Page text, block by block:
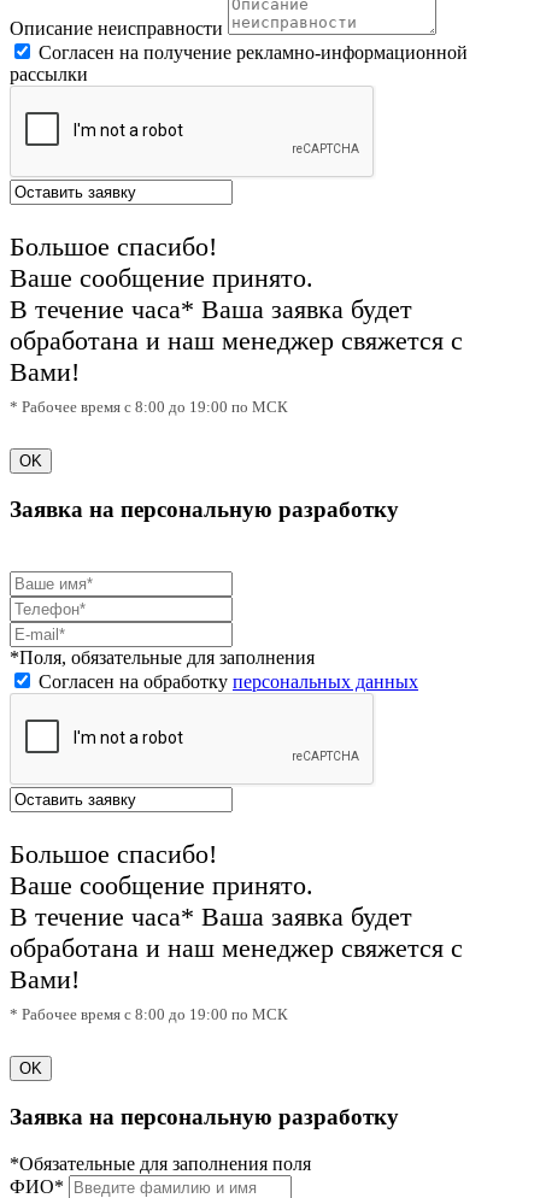
Описание неисправности
Согласен на получение рекламно-информационной
рассылки
Большое спасибо!
Ваше сообщение принято.
В течение часа* Ваша заявка будет
обработана и наш менеджер свяжется с
Вами!
* Рабочее время с 8:00 до 19:00 по МСК
OK
Заявка на персональную разработку
*Поля, обязательные для заполнения
Согласен на обработку персональных данных
Большое спасибо!
Ваше сообщение принято.
В течение часа* Ваша заявка будет
обработана и наш менеджер свяжется с
Вами!
* Рабочее время с 8:00 до 19:00 по МСК
OK
Заявка на персональную разработку
*Обязательные для заполнения поля
ФИО*